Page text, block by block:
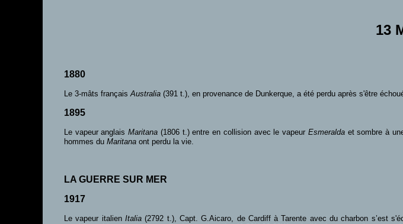
13
1880
Le 3-mâts françaisAustralia (391 t.), en provenance de Dunkerque, a été perdu après s'être
1895
Le vapeur anglaisMaritana (1806 t.) entre en collision avec le vapeur Esmeraldaet sombre à
hommes du Maritana ont perdu la vie.
LA GUERRE SUR MER
1917
Le vapeur italien Italia(2792 t.), Capt. G.Aicaro, de Cardiff à Tarente avec du charbon s’est